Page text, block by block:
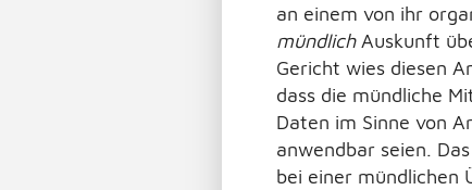
an einem von ihr
mündlichAuskunft
Gericht wies diesen
dass die mündliche
Daten im Sinne von
anwendbar seien.
bei einer mündlichen